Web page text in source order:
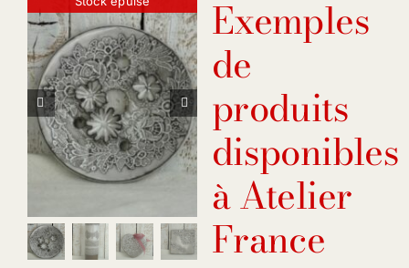
 
Exemples
de
produits
disponibles
à Atelier
France